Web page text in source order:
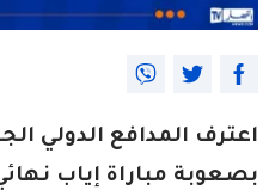
اعترف المدافع الدولي
بصعوبة مباراة إياب